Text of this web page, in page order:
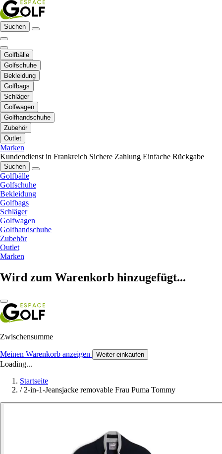
Suchen
Golfbälle
Golfschuhe
Bekleidung
Golfbags
Schläger
Golfwagen
Golfhandschuhe
Zubehör
Outlet
Marken
Kundendienst in Frankreich Sichere Zahlung Einfache Rückgabe
Suchen
Golfbälle
Golfschuhe
Bekleidung
Golfbags
Schläger
Golfwagen
Golfhandschuhe
Zubehör
Outlet
Marken
Wird zum Warenkorb hinzugefügt...
Zwischensumme
Meinen Warenkorb anzeigen Weiter einkaufen
Loading...
Startseite
/ 2-in-1-Jeansjacke removable Frau Puma Tommy